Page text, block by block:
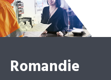
Romandie